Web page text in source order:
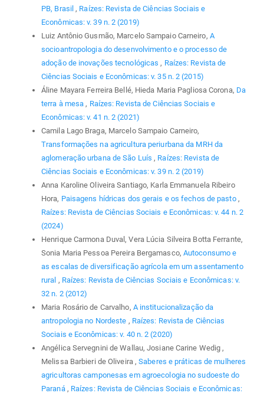
PB, Brasil , Raízes: Revista de Ciências Sociais e
Econômicas: v. 39 n. 2 (2019)
Luiz Antônio Gusmão, Marcelo Sampaio Carneiro, A
socioantropologia do desenvolvimento e o processo de
adoção de inovações tecnológicas , Raízes: Revista de
Ciências Sociais e Econômicas: v. 35 n. 2 (2015)
Áline Mayara Ferreira Bellé, Hieda Maria Pagliosa Corona, Da
terra à mesa , Raízes: Revista de Ciências Sociais e
Econômicas: v. 41 n. 2 (2021)
Camila Lago Braga, Marcelo Sampaio Carneiro,
Transformações na agricultura periurbana da MRH da
aglomeração urbana de São Luís , Raízes: Revista de
Ciências Sociais e Econômicas: v. 39 n. 2 (2019)
Anna Karoline Oliveira Santiago, Karla Emmanuela Ribeiro
Hora, Paisagens hídricas dos gerais e os fechos de pasto ,
Raízes: Revista de Ciências Sociais e Econômicas: v. 44 n. 2
(2024)
Henrique Carmona Duval, Vera Lúcia Silveira Botta Ferrante,
Sonia Maria Pessoa Pereira Bergamasco, Autoconsumo e
as escalas de diversificação agrícola em um assentamento
rural , Raízes: Revista de Ciências Sociais e Econômicas: v.
32 n. 2 (2012)
Maria Rosário de Carvalho, A institucionalização da
antropologia no Nordeste , Raízes: Revista de Ciências
Sociais e Econômicas: v. 40 n. 2 (2020)
Angélica Servegnini de Wallau, Josiane Carine Wedig ,
Melissa Barbieri de Oliveira ,Saberes e práticas de mulheres
agricultoras camponesas em agroecologia no sudoeste do
Paraná , Raízes: Revista de Ciências Sociais e Econômicas: